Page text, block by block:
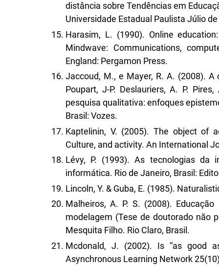
distância sobre Tendências em
Universidade Estadual Paulista Júlio
Harasim, L. (1990). Online
Mindwave: Communications,
England: Pergamon Press.
Jaccoud, M., e Mayer, R. A. (2008).
Poupart, J-P. Deslauriers, A. P.
pesquisa qualitativa: enfoques
Brasil: Vozes.
Kaptelinin, V. (2005). The object of
Culture, and activity. An International
Lévy, P. (1993). As tecnologias da
informática. Rio de Janeiro, Brasil:
Lincoln, Y. & Guba, E. (1985).
Malheiros, A. P. S. (2008).
modelagem (Tese de doutorado não
Mesquita Filho. Rio Claro, Brasil.
Mcdonald, J. (2002). Is “as good
Asynchronous Learning Network